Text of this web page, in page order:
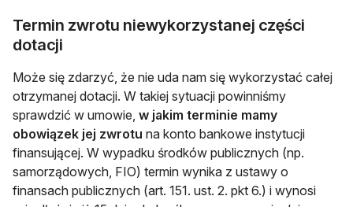
Termin zwrotu niewykorzystanej części
dotacji
Może się zdarzyć, że nie uda nam się wykorzystać całej
otrzymanej dotacji. W takiej sytuacji powinniśmy
sprawdzić w umowie, w jakim terminie mamy
obowiązek jej zwrotu na konto bankowe instytucji
finansującej. W wypadku środków publicznych (np.
samorządowych, FIO) termin wynika z ustawy o
finansach publicznych (art. 151. ust. 2. pkt 6.) i wynosi